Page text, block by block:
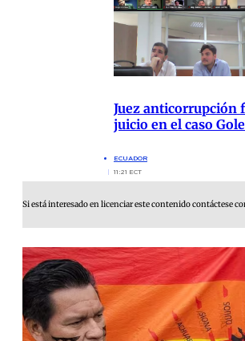
Juez anticorrupción
juicio en el caso
ECUADOR
11:21 ECT
Si está interesado en licenciar este contenido contáctese